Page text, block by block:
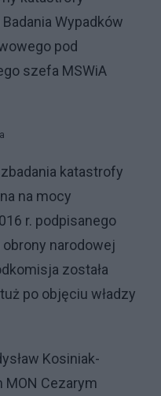
Wypadków
pod
szefa MSWiA
katastrofy
na mocy
r. podpisanego
narodowej
została
po objęciu władzy
Kosiniak-
Cezarym